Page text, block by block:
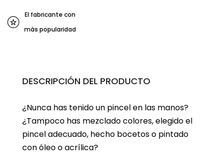
El fabricante con
más popularidad
DESCRIPCIÓN DEL PRODUCTO
¿Nunca has tenido un pincel en las manos?
¿Tampoco has mezclado colores, elegido el
pincel adecuado, hecho bocetos o pintado
con óleo o acrílica?